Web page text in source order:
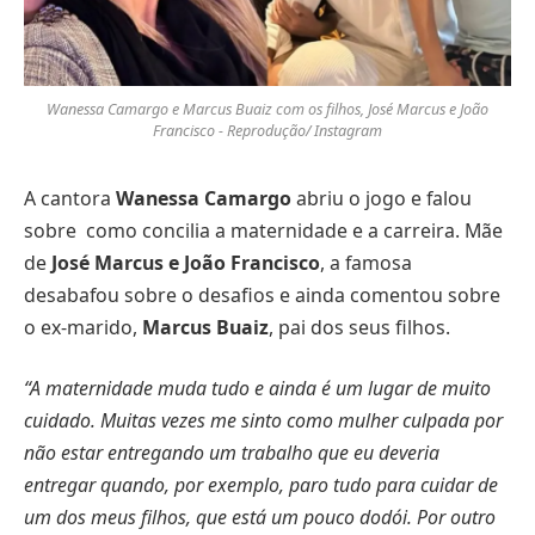
Wanessa Camargo e Marcus Buaiz com os filhos, José Marcus e João
Francisco - Reprodução/ Instagram
A cantora Wanessa Camargoabriu o jogo e falou
sobre como concilia a maternidade e a carreira. Mãe
de José Marcus e João Francisco, a famosa
desabafou sobre o desafios e ainda comentou sobre
o ex-marido, Marcus Buaiz, pai dos seus filhos.
“A maternidade muda tudo e ainda é um lugar de muito
cuidado. Muitas vezes me sinto como mulher culpada por
não estar entregando um trabalho que eu deveria
entregar quando, por exemplo, paro tudo para cuidar de
um dos meus filhos, que está um pouco dodói. Por outro